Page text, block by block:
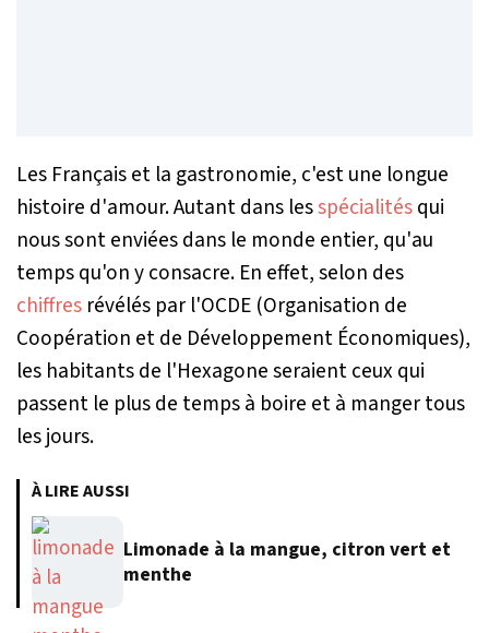
Les Français et la gastronomie, c'est une longue
histoire d'amour. Autant dans lesspécialitésqui
nous sont enviées dans le monde entier, qu'au
temps qu'on y consacre. En effet, selon des
chiffres révélés par l'OCDE (Organisation de
Coopération et de Développement Économiques),
les habitants de l'Hexagone seraient ceux qui
passent le plus de temps à boire et à manger tous
les jours.
À LIRE AUSSI
Limonade à la mangue, citron vert et
menthe